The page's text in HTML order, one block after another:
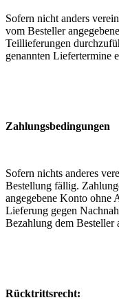
Sofern nicht anders
vom Besteller
Teillieferungen
genannten Liefertermine
Zahlungsbedingungen
Sofern nichts anderes
Bestellung fällig.
angegebene Konto ohne
Lieferung gegen
Bezahlung dem Besteller
Rücktrittsrecht: